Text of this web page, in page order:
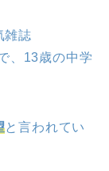
雑誌
、13歳の中学
と言われてい